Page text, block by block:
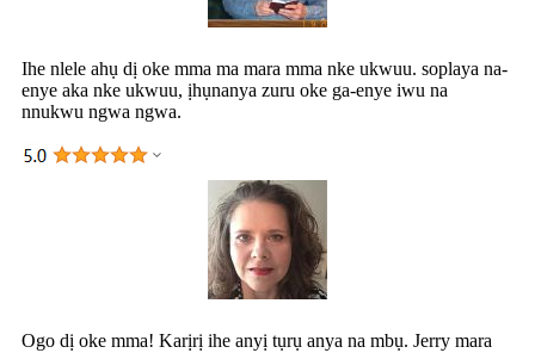
Ihe nlele ahụ dị oke mma ma mara mma nke ukwuu. soplaya na-
enye aka nke ukwuu, ịhụnanya zuru oke ga-enye iwu na
nnukwu ngwa ngwa.
Ogo dị oke mma! Karịrị ihe anyị tụrụ anya na mbụ. Jerry mara